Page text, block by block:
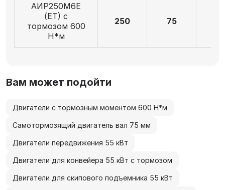
АИР250М6E
(ET) с
тормозом 600
Н*м
250 75
Вам может подойти
Двигатели с тормозным моментом 600 Н*м
Самотормозящий двигатель вал 75 мм
Двигатели передвижения 55 кВт
Двигатели для конвейера 55 кВт с тормозом
Двигатели для скипового подъемника 55 кВт